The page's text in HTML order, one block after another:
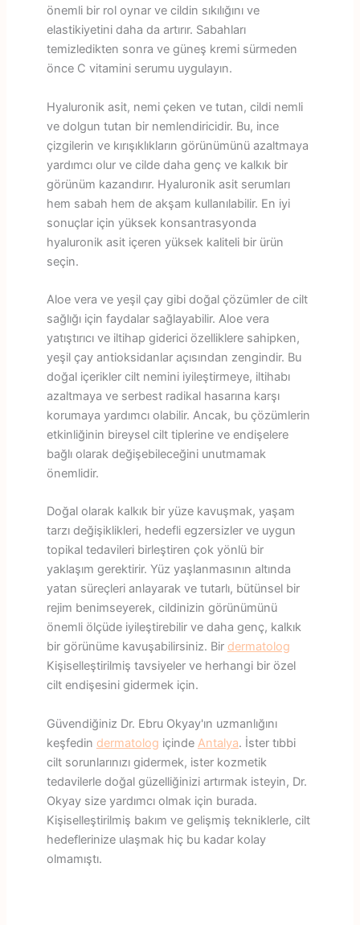
önemli bir rol oynar ve cildin sıkılığını ve
elastikiyetini daha da artırır. Sabahları
temizledikten sonra ve güneş kremi sürmeden
önce C vitamini serumu uygulayın.
Hyaluronik asit, nemi çeken ve tutan, cildi nemli
ve dolgun tutan bir nemlendiricidir. Bu, ince
çizgilerin ve kırışıklıkların görünümünü azaltmaya
yardımcı olur ve cilde daha genç ve kalkık bir
görünüm kazandırır. Hyaluronik asit serumları
hem sabah hem de akşam kullanılabilir. En iyi
sonuçlar için yüksek konsantrasyonda
hyaluronik asit içeren yüksek kaliteli bir ürün
seçin.
Aloe vera ve yeşil çay gibi doğal çözümler de cilt
sağlığı için faydalar sağlayabilir. Aloe vera
yatıştırıcı ve iltihap giderici özelliklere sahipken,
yeşil çay antioksidanlar açısından zengindir. Bu
doğal içerikler cilt nemini iyileştirmeye, iltihabı
azaltmaya ve serbest radikal hasarına karşı
korumaya yardımcı olabilir. Ancak, bu çözümlerin
etkinliğinin bireysel cilt tiplerine ve endişelere
bağlı olarak değişebileceğini unutmamak
önemlidir.
Doğal olarak kalkık bir yüze kavuşmak, yaşam
tarzı değişiklikleri, hedefli egzersizler ve uygun
topikal tedavileri birleştiren çok yönlü bir
yaklaşım gerektirir. Yüz yaşlanmasının altında
yatan süreçleri anlayarak ve tutarlı, bütünsel bir
rejim benimseyerek, cildinizin görünümünü
önemli ölçüde iyileştirebilir ve daha genç, kalkık
bir görünüme kavuşabilirsiniz. Bir dermatolog
Kişiselleştirilmiş tavsiyeler ve herhangi bir özel
cilt endişesini gidermek için.
Güvendiğiniz Dr. Ebru Okyay'ın uzmanlığını
keşfedin dermatolog içinde Antalya. İster tıbbi
cilt sorunlarınızı gidermek, ister kozmetik
tedavilerle doğal güzelliğinizi artırmak isteyin, Dr.
Okyay size yardımcı olmak için burada.
Kişiselleştirilmiş bakım ve gelişmiş tekniklerle, cilt
hedeflerinize ulaşmak hiç bu kadar kolay
olmamıştı.